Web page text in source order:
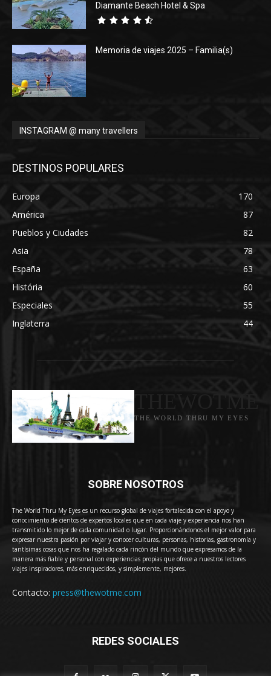
Diamante Beach Hotel & Spa
Memoria de viajes 2025 – Familia(s)
INSTAGRAM @ many travellers
DESTINOS POPULARES
Europa
170
América
87
Pueblos y Ciudades
82
Asia
78
España
63
História
60
Especiales
55
Inglaterra
44
THE WORLD THRU MY EYES
SOBRE NOSOTROS
The World Thru My Eyes es un recurso global de viajes fortalecida con el apoyo y
conocimiento de cientos de expertos locales que en cada viaje y experiencia nos han
transmitido lo mejor de cada comunidad o lugar. Proporcionándonos el mejor valor para
expresar nuestra pasión por viajar y conocer culturas, personas, historias, gastronomía y
tantísimas cosas que nos ha regalado cada rincón del mundo que expresamos de la
manera más fiable y personal con experiencias propias que ofrece a nuestros lectores
viajes inspiradores, más enriquecidos, y simplemente, mejores.
Contacto: press@thewotme.com
REDES SOCIALES